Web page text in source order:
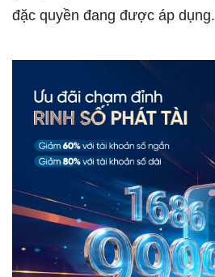
đặc quyền đang được áp dụng.